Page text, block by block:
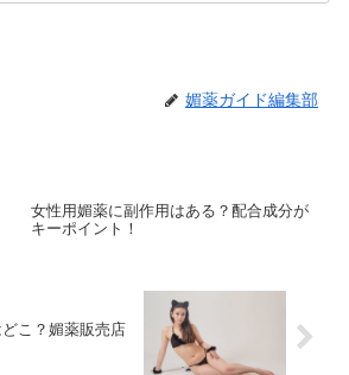
媚薬ガイド編集部
女性用媚薬に副作用はある？配合成分が
キーポイント！
こ？媚薬販売店